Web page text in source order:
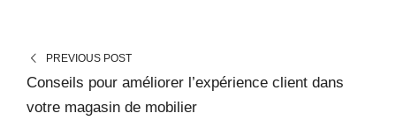
PREVIOUS POST
Conseils pour améliorer l’expérience client dans
votre magasin de mobilier